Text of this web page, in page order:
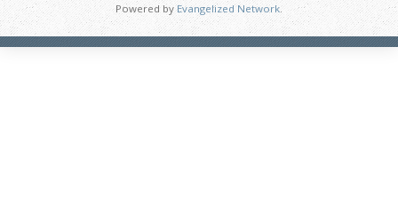
Powered byEvangelized Network.